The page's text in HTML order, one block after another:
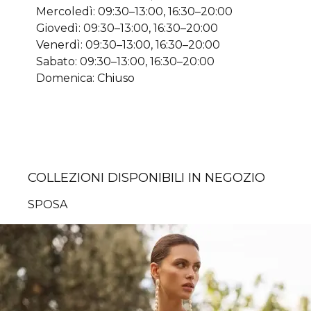
Mercoledì: 09:30–13:00, 16:30–20:00
Giovedì: 09:30–13:00, 16:30–20:00
Venerdì: 09:30–13:00, 16:30–20:00
Sabato: 09:30–13:00, 16:30–20:00
Domenica: Chiuso
COLLEZIONI DISPONIBILI IN NEGOZIO
SPOSA